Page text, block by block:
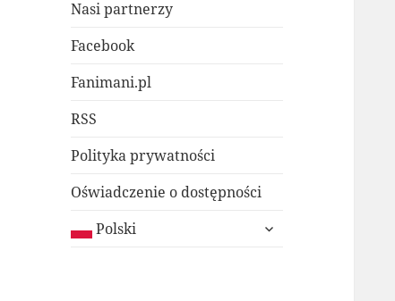
Nasi partnerzy
Facebook
Fanimani.pl
RSS
Polityka prywatności
Oświadczenie o dostępności
Polski
rozwiń